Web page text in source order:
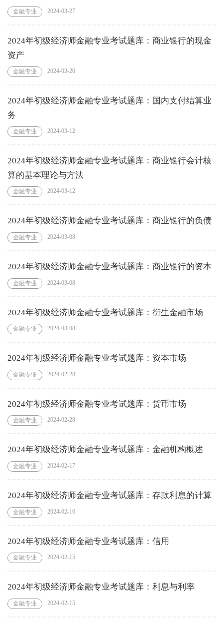
金融专业 2024-03-27
2024年初级经济师金融专业考试题库：商业银行的现金
资产
金融专业 2024-03-20
2024年初级经济师金融专业考试题库：国内支付结算业
务
金融专业 2024-03-12
2024年初级经济师金融专业考试题库：商业银行会计核
算的基本理论与方法
金融专业 2024-03-12
2024年初级经济师金融专业考试题库：商业银行的负债
金融专业 2024-03-08
2024年初级经济师金融专业考试题库：商业银行的资本
金融专业 2024-03-08
2024年初级经济师金融专业考试题库：衍生金融市场
金融专业 2024-03-08
2024年初级经济师金融专业考试题库：资本市场
金融专业 2024-02-28
2024年初级经济师金融专业考试题库：货币市场
金融专业 2024-02-28
2024年初级经济师金融专业考试题库：金融机构概述
金融专业 2024-02-17
2024年初级经济师金融专业考试题库：存款利息的计算
金融专业 2024-02-16
2024年初级经济师金融专业考试题库：信用
金融专业 2024-02-15
2024年初级经济师金融专业考试题库：利息与利率
金融专业 2024-02-15